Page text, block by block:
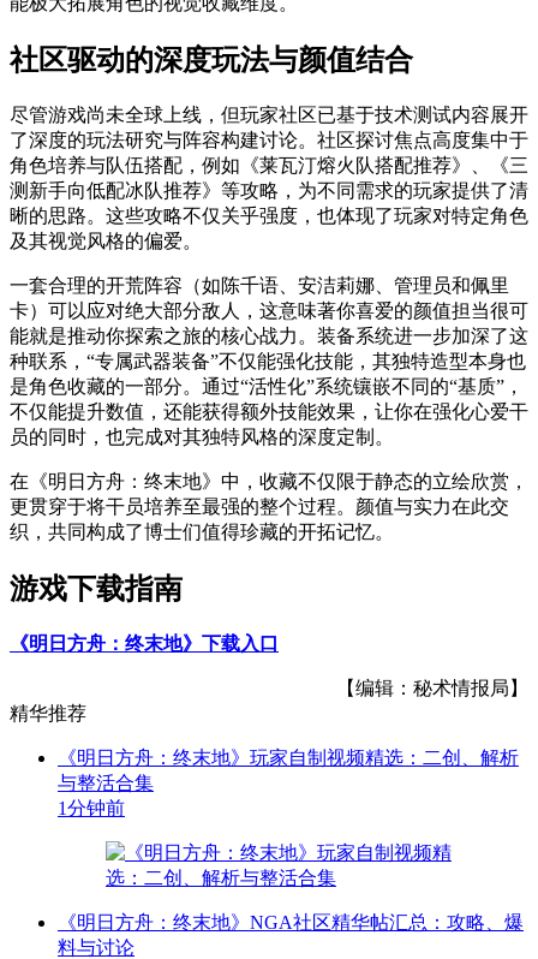
社区驱动的深度玩法与颜值结合
尽管游戏尚未全球上线，但玩家社区已基于技术测试内容展开
了深度的玩法研究与阵容构建讨论。社区探讨焦点高度集中于
角色培养与队伍搭配，例如《莱瓦汀熔火队搭配推荐》、《三
测新手向低配冰队推荐》等攻略，为不同需求的玩家提供了清
晰的思路。这些攻略不仅关乎强度，也体现了玩家对特定角色
及其视觉风格的偏爱。
一套合理的开荒阵容（如陈千语、安洁莉娜、管理员和佩里
卡）可以应对绝大部分敌人，这意味著你喜爱的颜值担当很可
能就是推动你探索之旅的核心战力。装备系统进一步加深了这
种联系，“专属武器装备”不仅能强化技能，其独特造型本身也
是角色收藏的一部分。通过“活性化”系统镶嵌不同的“基质”，
不仅能提升数值，还能获得额外技能效果，让你在强化心爱干
员的同时，也完成对其独特风格的深度定制。
在《明日方舟：终末地》中，收藏不仅限于静态的立绘欣赏，
更贯穿于将干员培养至最强的整个过程。颜值与实力在此交
织，共同构成了博士们值得珍藏的开拓记忆。
游戏下载指南
《明日方舟：终末地》下载入口
【编辑：秘术情报局】
精华推荐
《明日方舟：终末地》玩家自制视频精选：二创、解析
与整活合集
1分钟前
《明日方舟：终末地》NGA社区精华帖汇总：攻略、爆
料与讨论